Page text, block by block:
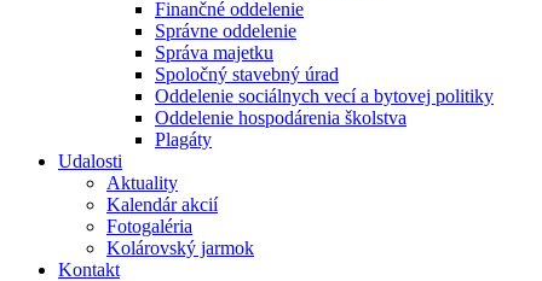
Finančné oddelenie
Správne oddelenie
Správa majetku
Spoločný stavebný úrad
Oddelenie sociálnych vecí a bytovej politiky
Oddelenie hospodárenia školstva
Plagáty
Udalosti
Aktuality
Kalendár akcií
Fotogaléria
Kolárovský jarmok
Kontakt